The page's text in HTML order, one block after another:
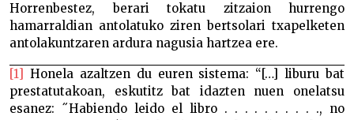
Horrenbestez, berari tokatu zitzaion hurrengo
hamarraldian antolatuko ziren bertsolari txapelketen
antolakuntzaren ardura nagusia hartzea ere.
[1]
Honela azaltzen du euren sistema: “[…] liburu bat
prestatutakoan, eskutitz bat idazten nuen onelatsu
esanez: ˝Habiendo leido el libro . . . . . . . . . ., no